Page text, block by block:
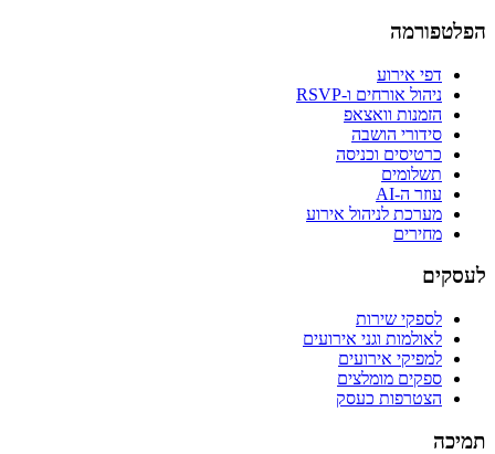
הפלטפורמה
דפי אירוע
ניהול אורחים ו-RSVP
הזמנות וואצאפ
סידורי הושבה
כרטיסים וכניסה
תשלומים
עוזר ה-AI
מערכת לניהול אירוע
מחירים
לעסקים
לספקי שירות
לאולמות וגני אירועים
למפיקי אירועים
ספקים מומלצים
הצטרפות כעסק
תמיכה